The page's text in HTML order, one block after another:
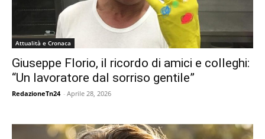
Attualità e Cronaca
Giuseppe Florio, il ricordo di amici e colleghi:
“Un lavoratore dal sorriso gentile”
RedazioneTn24 - Aprile 28, 2026